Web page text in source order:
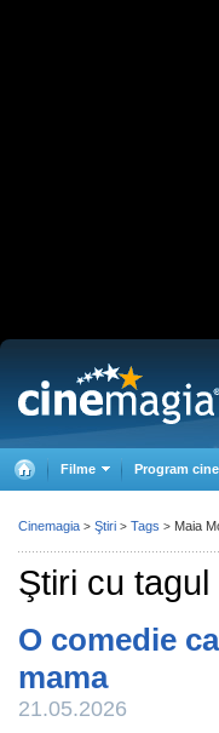
Filme Program
Ştiri cu
O comedie
mama
21.05.2026
Cinemagia > Ştiri > Tags > Maia